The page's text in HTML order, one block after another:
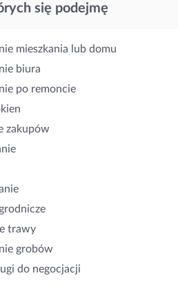
się podejmę
mieszkania lub domu
biura
po remoncie
zakupów
trawy
grobów
do negocjacji